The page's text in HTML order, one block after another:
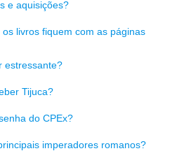
e aquisições?
livros fiquem com as páginas
estressante?
Tijuca?
do CPEx?
imperadores romanos?